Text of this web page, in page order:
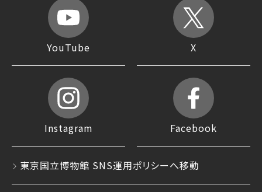
YouTube X
Instagram Facebook
東京国立博物館 SNS運用ポリシーへ移動